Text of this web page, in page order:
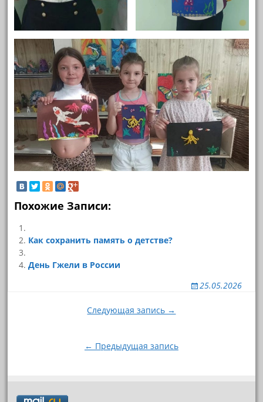
Похожие Записи:
Как сохранить память о детстве?
День Гжели в России
25.05.2026
Следующая запись →
← Предыдущая запись